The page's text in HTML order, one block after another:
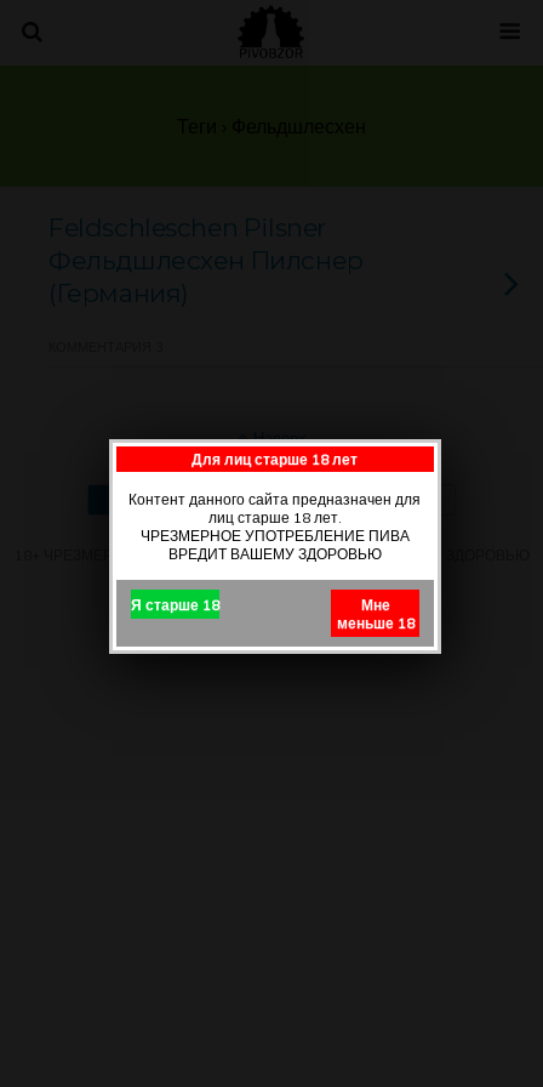
Feldschleschen Pilsner
Фельдшлесхен Пилснер
(Германия)
Наверх
Мобильн. Компьютерная
18+ ЧРЕЗМЕРНОЕ УПОТРЕБЛЕНИЕ ПИВА ВРЕДИТ ВАШЕМУ ЗДОРОВЬЮ
Для лиц старше 18 лет
Контент данного сайта предназначен для
лиц старше 18 лет.
ЧРЕЗМЕРНОЕ УПОТРЕБЛЕНИЕ ПИВА
ВРЕДИТ ВАШЕМУ ЗДОРОВЬЮ
Я старше 18
Мне
меньше 18